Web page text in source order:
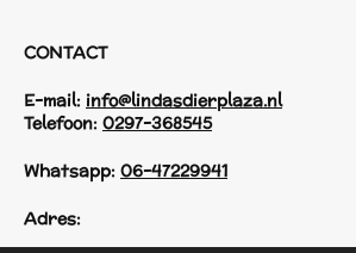
CONTACT
E-mail: info@lindasdierplaza.nl
Telefoon: 0297-368545
Whatsapp: 06-47229941
Adres: